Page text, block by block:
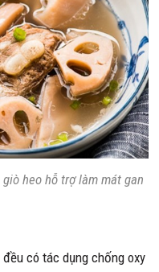
heo hỗ trợ làm mát gan
có tác dụng chống oxy